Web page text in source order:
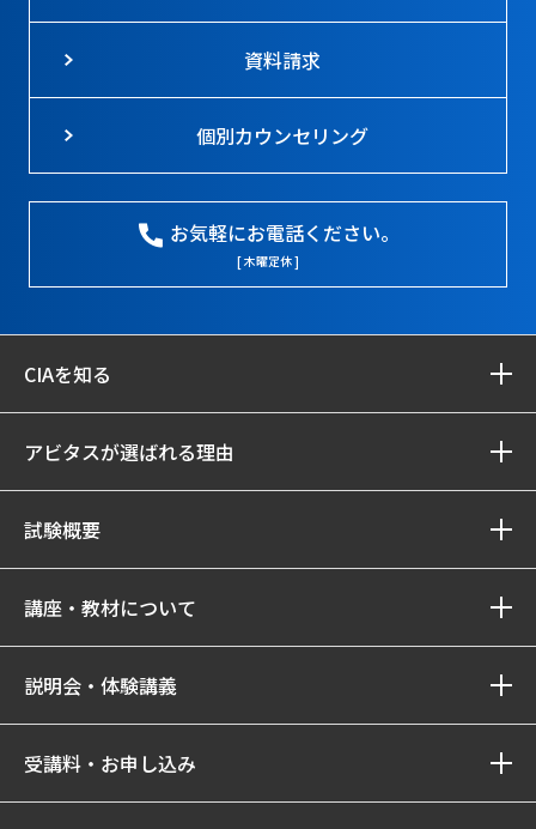
資料請求
個別カウンセリング
お気軽にお電話ください。
[ 木曜定休 ]
CIAを知る
アビタスが選ばれる理由
試験概要
講座・教材について
説明会・体験講義
受講料・お申し込み